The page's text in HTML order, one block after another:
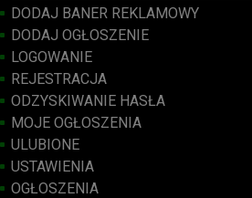
DODAJ BANER REKLAMOWY
DODAJ OGŁOSZENIE
LOGOWANIE
REJESTRACJA
ODZYSKIWANIE HASŁA
MOJE OGŁOSZENIA
ULUBIONE
USTAWIENIA
OGŁOSZENIA